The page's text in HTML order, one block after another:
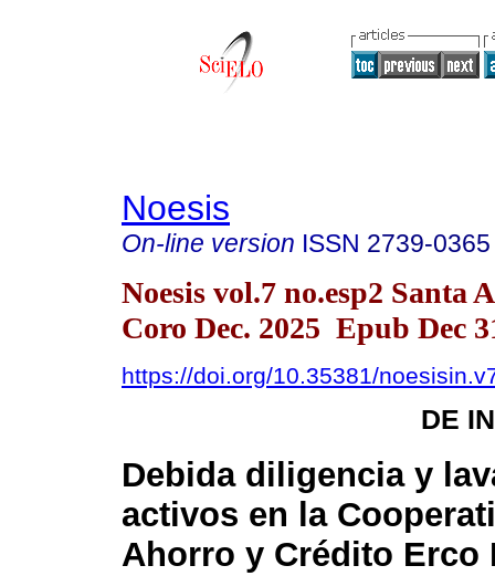
Noesis
On-line version ISSN 2739-0365
Noesis vol.7 no.esp2 Santa
Coro Dec. 2025 Epub Dec
https://doi.org/10.35381/
DE
Debida diligencia y
activos en la
Ahorro y Crédito Erco